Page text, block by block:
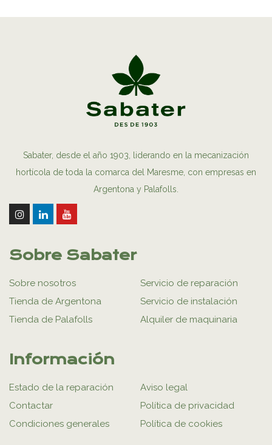
Sabater, desde el año 1903, liderando en la mecanización
hortícola de toda la comarca del Maresme, con empresas en
Argentona y Palafolls.
Sobre Sabater
Sobre nosotros
Tienda de Argentona
Tienda de Palafolls
Servicio de reparación
Servicio de instalación
Alquiler de maquinaria
Información
Estado de la reparación
Contactar
Condiciones generales
Aviso legal
Política de privacidad
Política de cookies